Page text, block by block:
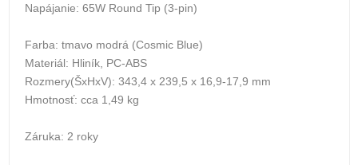
Napájanie: 65W Round Tip (3-pin)
Farba: tmavo modrá (Cosmic Blue)
Materiál: Hliník, PC-ABS
Rozmery(ŠxHxV): 343,4 x 239,5 x 16,9-17,9 mm
Hmotnosť: cca 1,49 kg
Záruka: 2 roky